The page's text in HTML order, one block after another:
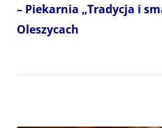
– Piekarnia „Tradycja i
Oleszycach